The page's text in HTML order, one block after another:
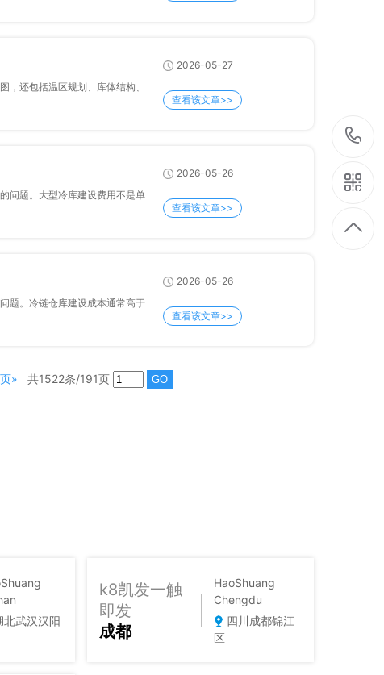
括温区规划、库体结构、
2026-05-27
查看该文章>>
心的问题。大型冷库建设费用不是单
2026-05-26
查看该文章>>
。冷链仓库建设成本通常高于
2026-05-26
查看该文章>>
» 共1522条/191页
北武汉汉阳
k8凯发一触
即发
成都
HaoShuang
Chengdu
四川成都锦江
区